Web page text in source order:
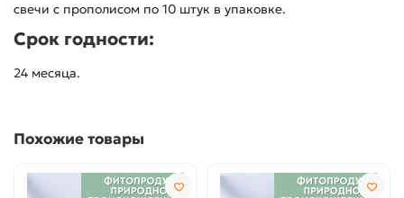
свечи с прополисом по 10 штук в упаковке.
Срок годности:
24 месяца.
Похожие товары